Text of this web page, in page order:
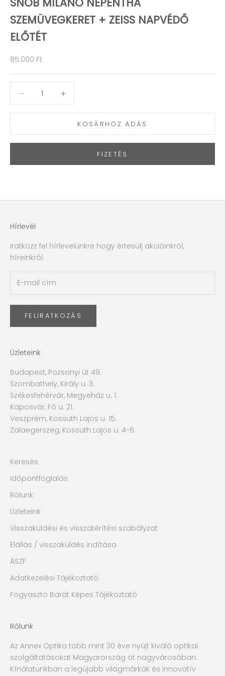
SZEMÜVEGKERET + ZEISS NAPVÉDŐ
ELŐTÉT
Akciós ár
85.000 Ft
KOSÁRHOZ ADÁS
FIZETÉS
Hírlevél
Iratkozz fel hírlevelünkre hogy értesülj akcióinkról,
híreinkről.
FELIRATKOZÁS
Üzleteink
Budapest, Pozsonyi út 49.
Szombathely, Király u. 3.
Székesfehérvár, Megyeház u. 1.
Kaposvár, Fő u. 21.
Veszprém, Kossuth Lajos u. 15.
Zalaegerszeg, Kossuth Lajos u. 4-6.
Keresés
Időpontfoglalás
Rólunk
Üzleteink
Visszaküldési és visszatérítési szabályzat
Elállás / visszaküldés indítása
ÁSZF
Adatkezelési Tájékoztató
Fogyasztó Barát Képes Tájékoztató
Rólunk
Az Annex Optika több mint 30 éve nyújt kiváló optikai
szolgáltatásokat Magyarország öt nagyvárosában.
Kínálatunkban a legújabb világmárkák és innovatív